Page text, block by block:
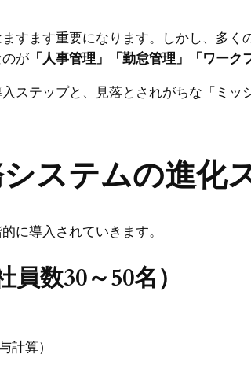
すます重要になります。しかし、多
が 「人事管理」「勤怠管理」「ワーク
ステップと、見落とされがちな「ミッ
ステムの進化
に導入されていきます。
数30～50名）
計算）